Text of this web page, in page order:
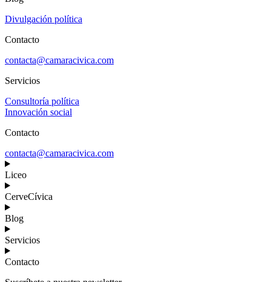
Divulgación política
Contacto
contacta@camaracivica.com
Servicios
Consultoría política
Innovación social
Contacto
contacta@camaracivica.com
Liceo
CerveCívica
Blog
Servicios
Contacto